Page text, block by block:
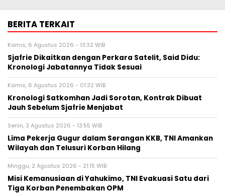
BERITA TERKAIT
Kamis, 6 Agustus 2026 - 13:32 WIB
Sjafrie Dikaitkan dengan Perkara Satelit, Said Didu:
Kronologi Jabatannya Tidak Sesuai
Kamis, 6 Agustus 2026 - 01:32 WIB
Kronologi Satkomhan Jadi Sorotan, Kontrak Dibuat
Jauh Sebelum Sjafrie Menjabat
Senin, 3 Agustus 2026 - 13:55 WIB
Lima Pekerja Gugur dalam Serangan KKB, TNI Amankan
Wilayah dan Telusuri Korban Hilang
Minggu, 2 Agustus 2026 - 21:15 WIB
Misi Kemanusiaan di Yahukimo, TNI Evakuasi Satu dari
Tiga Korban Penembakan OPM